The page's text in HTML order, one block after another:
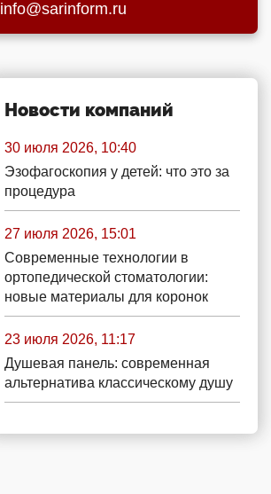
info@sarinform.ru
Новости компаний
30 июля 2026, 10:40
Эзофагоскопия у детей: что это за
процедура
27 июля 2026, 15:01
Современные технологии в
ортопедической стоматологии:
новые материалы для коронок
23 июля 2026, 11:17
Душевая панель: современная
альтернатива классическому душу